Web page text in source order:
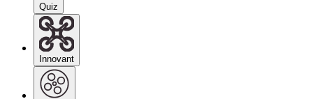
Quiz
Innovant